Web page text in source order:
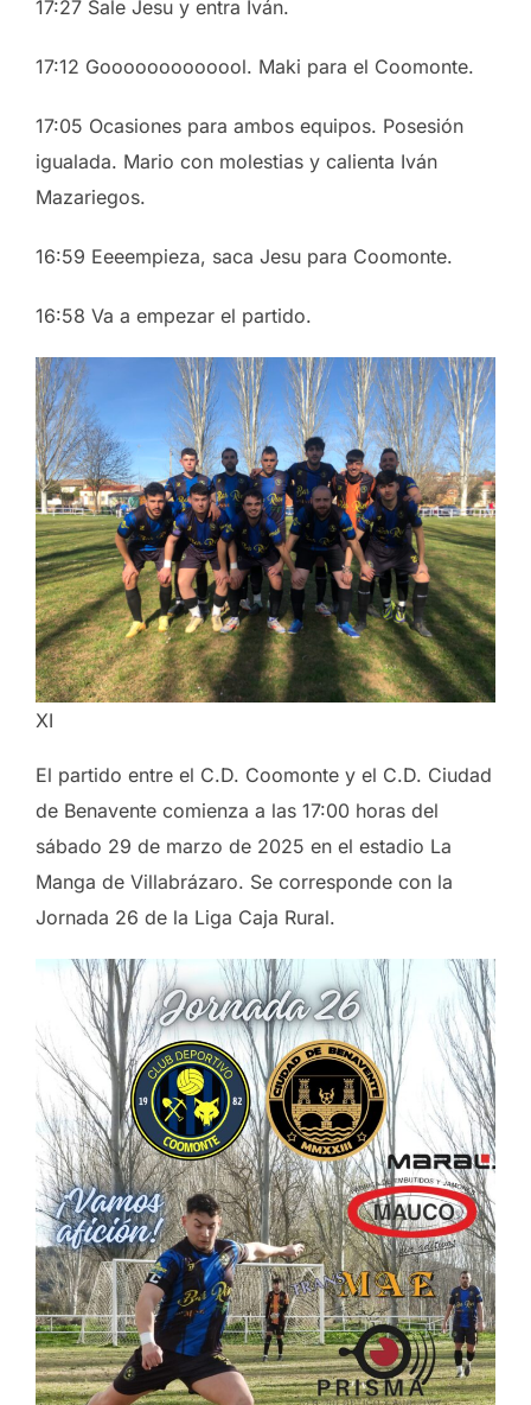
17:27 Sale Jesu y entra Iván.
17:12 Gooooooooooool. Maki para el Coomonte.
17:05 Ocasiones para ambos equipos. Posesión
igualada. Mario con molestias y calienta Iván
Mazariegos.
16:59 Eeeempieza, saca Jesu para Coomonte.
16:58 Va a empezar el partido.
XI
El partido entre el C.D. Coomonte y el C.D. Ciudad
de Benavente comienza a las 17:00 horas del
sábado 29 de marzo de 2025 en el estadio La
Manga de Villabrázaro. Se corresponde con la
Jornada 26 de la Liga Caja Rural.